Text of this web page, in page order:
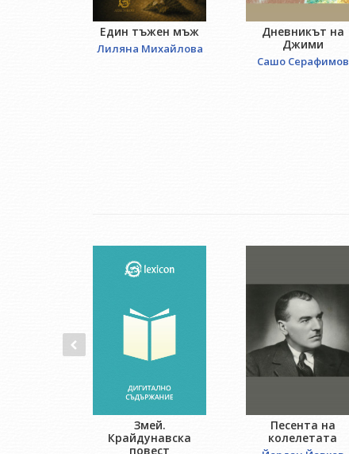
Един тъжен мъж
Лиляна Михайлова
Дневникът на
Джими
Сашо Серафимов
Змей.
Крайдунавска
повест
Песента на
колелетата